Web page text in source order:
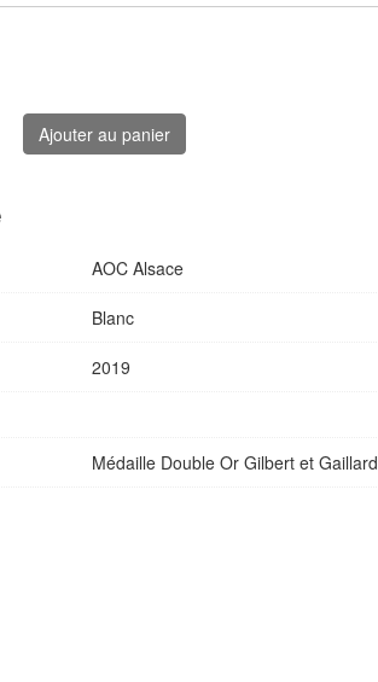
Ajouter au panier
AOC Alsace
Blanc
2019
Médaille Double Or Gilbert et Gaillard